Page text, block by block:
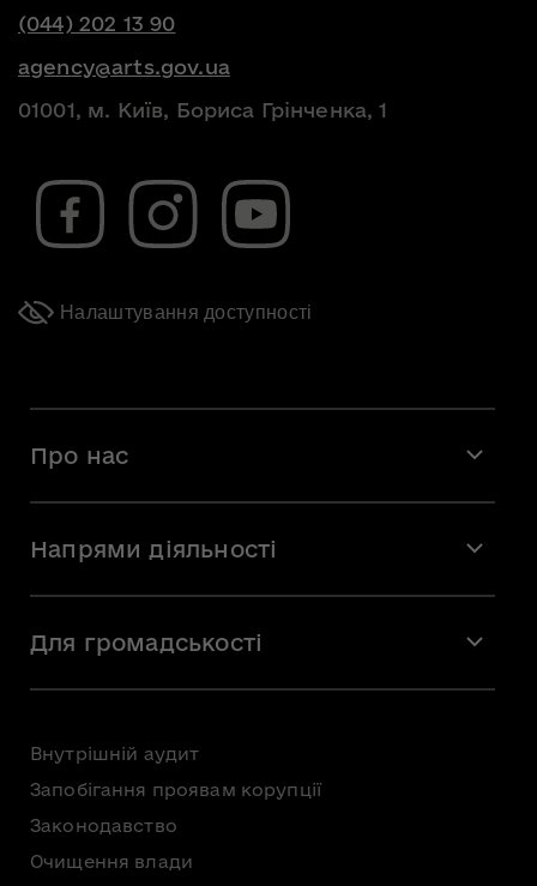
(044) 202 13 90
agency@arts.gov.ua
01001, м. Київ, Бориса Грінченка, 1
Налаштування доступності
Про нас
Команда
Вакансії
Напрями діяльності
Мистецька освіта
Для громадськості
Внутрішній аудит
Запобігання проявам корупції
Законодавство
Очищення влади